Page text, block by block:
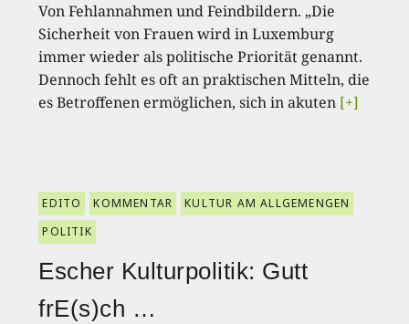
Von Fehlannahmen und Feindbildern. „Die
Sicherheit von Frauen wird in Luxemburg
immer wieder als politische Priorität genannt.
Dennoch fehlt es oft an praktischen Mitteln, die
es Betroffenen ermöglichen, sich in akuten [+]
EDITO KOMMENTAR
KULTUR AM ALLGEMENGEN
POLITIK
Escher Kulturpolitik: Gutt
frE(s)ch …